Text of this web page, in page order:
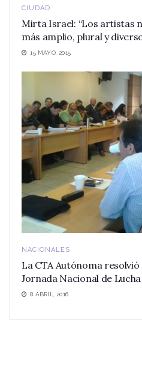
CIUDAD
Mirta Israel: “Los artistas
más amplio, plural y
15 MAYO, 2015
NACIONALES
La CTA Autónoma
Jornada Nacional de
8 ABRIL, 2016